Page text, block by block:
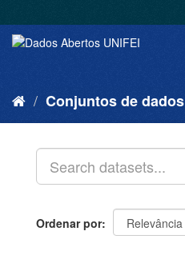
Conjuntos de dados
Ordenar por